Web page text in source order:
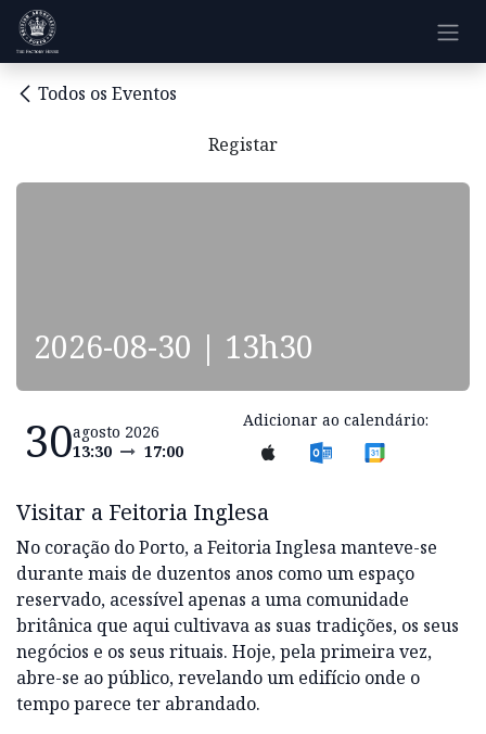
Pular para o conteúdo
Todos os Eventos
Registar
2026-08-30 | 13h30
30agosto 2026
13:30
17:00
Adicionar ao calendário:
Visitar a Feitoria Inglesa
No coração do Porto, a Feitoria Inglesa manteve-se
durante mais de duzentos anos como um espaço
reservado, acessível apenas a uma comunidade
britânica que aqui cultivava as suas tradições, os seus
negócios e os seus rituais. Hoje, pela primeira vez,
abre-se ao público, revelando um edifício onde o
tempo parece ter abrandado.